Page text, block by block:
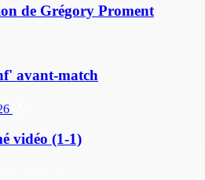
de Grégory Proment
avant-match
vidéo (1-1)